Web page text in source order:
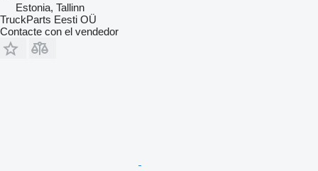
Estonia, Tallinn
TruckParts Eesti OÜ
Contacte con el vendedor